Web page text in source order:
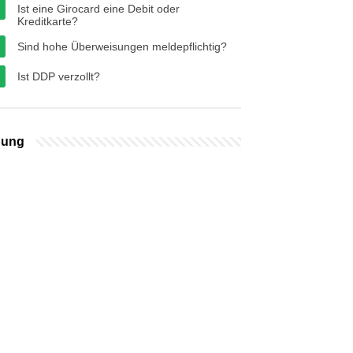
Ist eine Girocard eine Debit oder
Kreditkarte?
Sind hohe Überweisungen meldepflichtig?
Ist DDP verzollt?